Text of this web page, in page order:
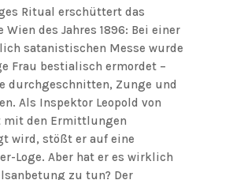
Ritual erschüttert das
Wien des Jahres 1896: Bei einer
satanistischen Messe wurde
Frau bestialisch ermordet –
durchgeschnitten, Zunge und
Als Inspektor Leopold von
mit den Ermittlungen
wird, stößt er auf eine
Loge. Aber hat er es wirklich
zu tun? Der